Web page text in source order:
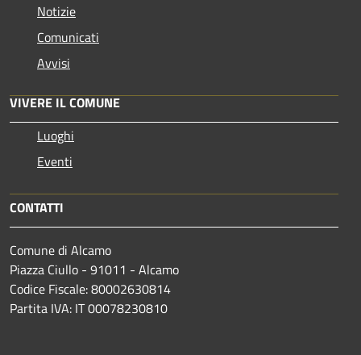
Notizie
Comunicati
Avvisi
VIVERE IL COMUNE
Luoghi
Eventi
CONTATTI
Comune di Alcamo
Piazza Ciullo - 91011 - Alcamo
Codice Fiscale: 80002630814
Partita IVA: IT 00078230810